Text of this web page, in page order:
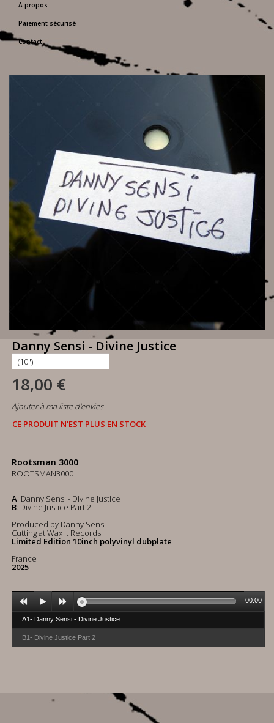
A propos
Paiement sécurisé
Contact
Danny Sensi - Divine Justice
18,00 €
Ajouter à ma liste d'envies
CE PRODUIT N'EST PLUS EN STOCK
Rootsman 3000
ROOTSMAN3000
A: Danny Sensi - Divine Justice
B: Divine Justice Part 2
Produced by Danny Sensi
Cutting at Wax It Records
Limited Edition 10inch polyvinyl dubplate
France
2025
A1- Danny Sensi - Divine Justice
B1- Divine Justice Part 2
00:00